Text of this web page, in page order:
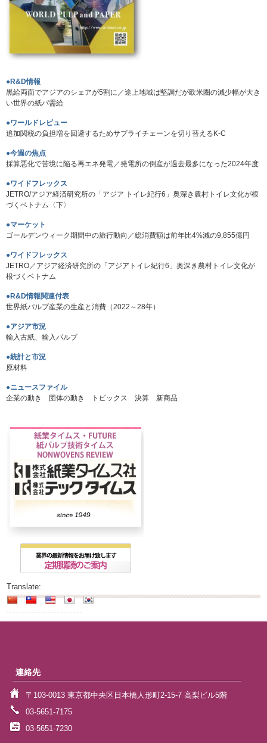
●R&D情報
黒給両面でアジアのシェアが5割に／途上地域は堅調だが欧米圏の減少幅が大き
い世界の紙パ需給
●ワールドレビュー
追加関税の負担増を回避するためサプライチェーンを切り替えるK-C
●今週の焦点
採算悪化で苦境に陥る再エネ発電／発電所の倒産が過去最多になった2024年度
●ワイドフレックス
JETRO/アジア経済研究所の「アジア トイレ紀行6」奥深き農村トイレ文化が根
づくベトナム〈下〉
●マーケット
ゴールデンウィーク期間中の旅行動向／総消費額は前年比4%減の9,855億円
●ワイドフレックス
JETRO／アジア経済研究所の「アジアトイレ紀行6」奥深き農村トイレ文化が
根づくベトナム
●R&D情報関連付表
世界紙パルプ産業の生産と消費（2022～28年）
●アジア市況
輸入古紙、輸入パルプ
●統計と市況
原材料
●ニュースファイル
企業の動き 団体の動き トピックス 決算 新商品
Translate:
連絡先
〒103-0013 東京都中央区日本橋人形町2-15-7 高梨ビル5階
03-5651-7175
03-5651-7230